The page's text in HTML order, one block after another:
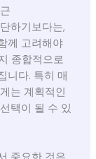
하기보다는,
께 고려해야
종합적으로
니다. 특히 매
는 계획적인
택이 될 수 있